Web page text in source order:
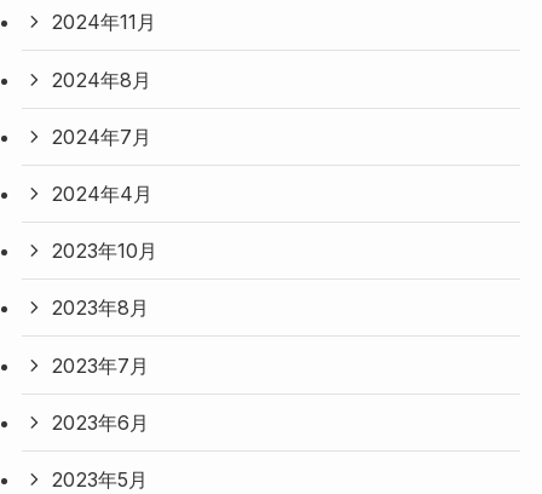
2024年11月
2024年8月
2024年7月
2024年4月
2023年10月
2023年8月
2023年7月
2023年6月
2023年5月